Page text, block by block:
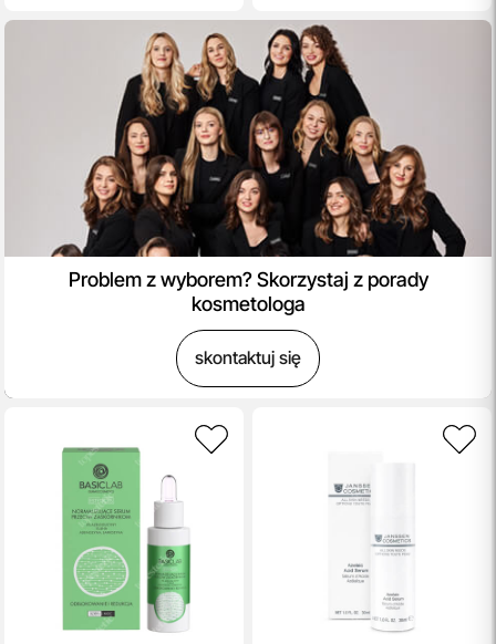
Problem z wyborem? Skorzystaj z porady
kosmetologa
skontaktuj się